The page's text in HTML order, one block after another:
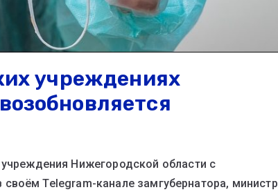
учреждениях
Нижегородской области с
Telegram-канале замгубернатора, министр